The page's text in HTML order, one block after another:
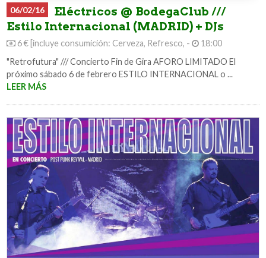
06/02/16
Eléctricos @ BodegaClub ///
Estilo Internacional (MADRID) + DJs
6 € [incluye consumición: Cerveza, Refresco, -
18:00
"Retrofutura" /// Concierto Fin de Gira AFORO LIMITADO El
próximo sábado 6 de febrero ESTILO INTERNACIONAL o ...
LEER MÁS